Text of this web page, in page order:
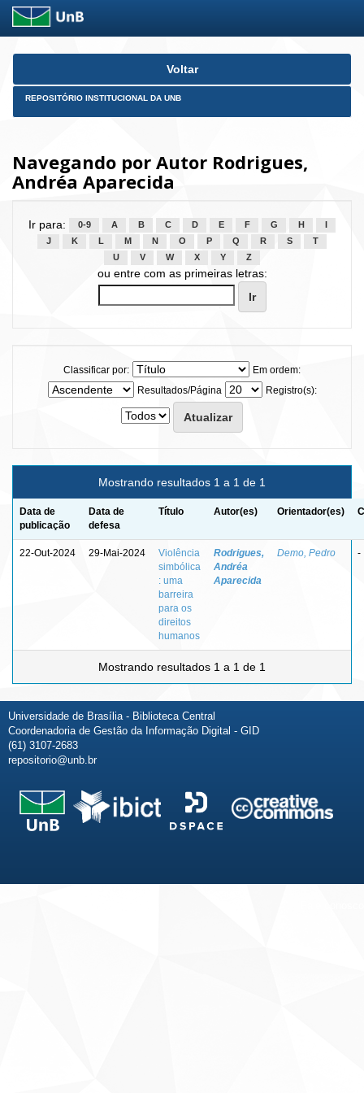
Skip
Voltar
REPOSITÓRIO INSTITUCIONAL DA UNB
Navegando por Autor Rodrigues,
Andréa Aparecida
Ir para: 0-9 A B C D E F G H
J
K L M N O P Q R S
T
U
V W X Y Z
ou entre com as primeiras letras:
Classificar por:
Em ordem:
Resultados/Página
Registro(s):
Mostrando resultados 1 a 1 de 1
Data de
publicação
Data de
defesa
Título Autor(es) Orientador(es)
22-Out-2024 29-Mai-2024
Violência
simbólica
: uma
barreira
para os
direitos
humanos
Rodrigues,
Andréa
Aparecida
Demo, Pedro -
Mostrando resultados 1 a 1 de 1
Universidade de Brasília - Biblioteca Central
Coordenadoria de Gestão da Informação Digital - GID
(61) 3107-2683
repositorio@unb.br